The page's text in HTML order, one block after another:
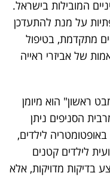
המובילות בישראל.
על מנת להתעדכן
מתקדמת, בטיפול
של אביזרי ראייה
ראשון" הוא מיומן
הסניפים ניתן
לילדים,
לילדים קטנים
בדיקות מדויקות, אלא